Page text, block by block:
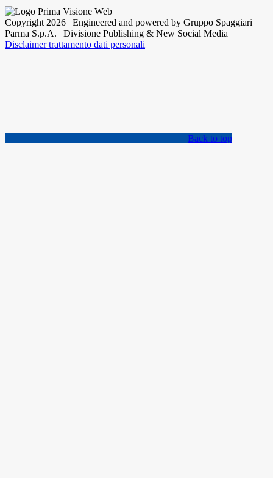
Copyright 2026 | Engineered and powered by Gruppo Spaggiari
Parma S.p.A. | Divisione Publishing & New Social Media
Disclaimer trattamento dati personali
Back to top